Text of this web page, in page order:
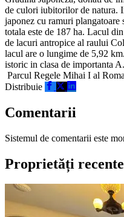
de culori iubitorilor de natura.
japonez cu ramuri plangatoare
totala este de 187 ha. Lacul
de lacuri antropice al raului
lacul are o lungime de 5,92
istoric in clasa de importanta A.
Parcul Regele Mihai I al
Distribuie
Comentarii
Sistemul de comentarii este
Proprietăți recente